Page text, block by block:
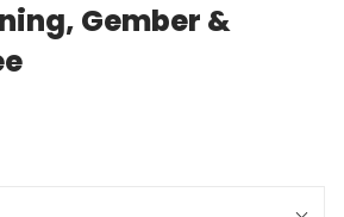
Gember &